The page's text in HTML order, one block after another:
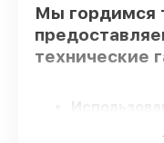
Мы гордимся
технические